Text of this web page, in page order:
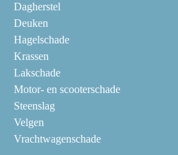
Dagherstel
Deuken
Hagelschade
Krassen
Lakschade
Motor- en scooterschade
Steenslag
Velgen
Vrachtwagenschade